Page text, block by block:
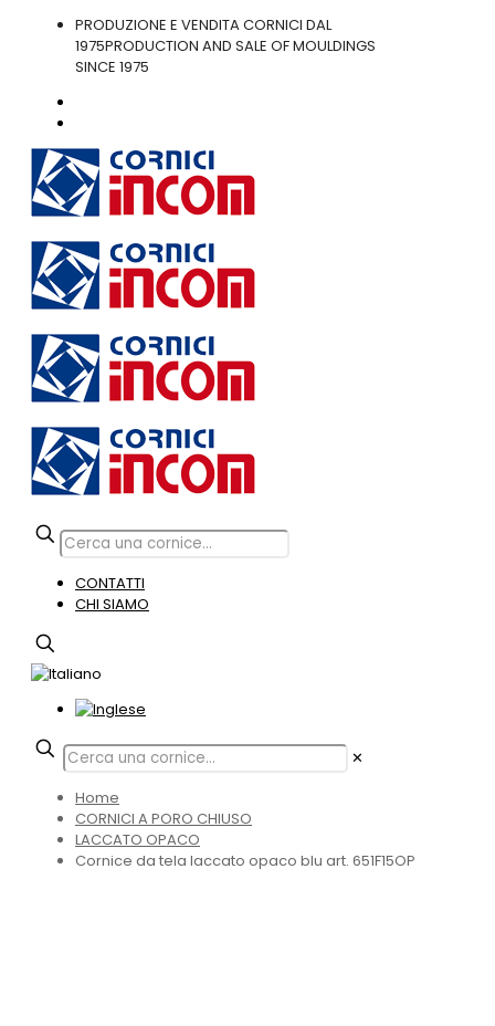
PRODUZIONE E VENDITA CORNICI DAL
1975PRODUCTION AND SALE OF MOULDINGS
SINCE 1975
CONTATTI
CHI SIAMO
✕
Home
CORNICI A PORO CHIUSO
LACCATO OPACO
Cornice da tela laccato opaco blu art. 651F15OP